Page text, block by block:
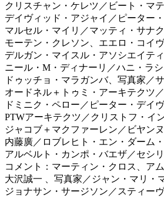
クリスチャン・ケレツ／ビート・マ
デイヴィッド・アジャイ／ピーター
マルセル・マイリ／マッティ・サナ
モーテン・クレソン、エエロ・コイ
デルガン・マイスル・アソシエイテ
ニール・M・ディナーリ／ハニ・ラ
ドゥッチョ・マラガンバ、写真家／
オードネル＋トゥミ・アーキテクツ
ドミニク・ペロー／ピーター・デイ
PTWアーキテクツ／クリストフ・イ
ジャコブ＋マクファーレン／ビヤン
内藤廣／ロブレヒト・エン・ダーム
アルベルト・カンポ・バエザ／セシ
コメント：マーティン・クロス、ア
大沢誠一 、写真家／ジャン・マリ・
ジョナサン・サージソン／スティー